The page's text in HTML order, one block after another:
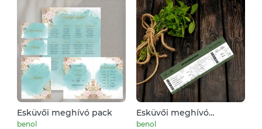
Esküvői meghívó pack
benol
Esküvői meghívó
repülőjegyes
benol